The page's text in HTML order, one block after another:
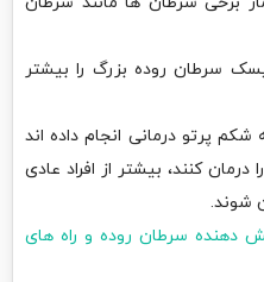
سرطان روده بزرگ را بیشتر
پرتو درمانی انجام داده اند
کنند، بیشتر از افراد عادی
شوند.
دهنده سرطان روده و راه های